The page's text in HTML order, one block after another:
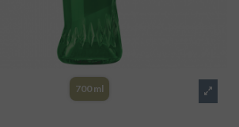
700 ml